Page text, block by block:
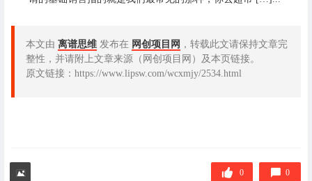
本文由 离谱思维 发布在 网创项目网 ，转载此文请保持文章完
整性，并请附上文章来源（网创项目网）及本页链接。
原文链接：https://www.lipsw.com/wcxmjy/2534.html
0 0